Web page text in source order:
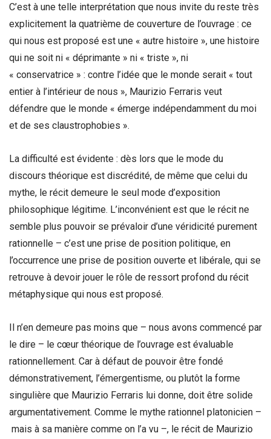
C’est à une telle interprétation que nous invite du reste très
explicitement la quatrième de couverture de l’ouvrage : ce
qui nous est proposé est une « autre histoire », une histoire
qui ne soit ni « déprimante » ni « triste », ni
« conservatrice » : contre l’idée que le monde serait « tout
entier à l’intérieur de nous », Maurizio Ferraris veut
défendre que le monde « émerge indépendamment du moi
et de ses claustrophobies ».
La difficulté est évidente : dès lors que le mode du
discours théorique est discrédité, de même que celui du
mythe, le récit demeure le seul mode d’exposition
philosophique légitime. L’inconvénient est que le récit ne
semble plus pouvoir se prévaloir d’une véridicité purement
rationnelle – c’est une prise de position politique, en
l’occurrence une prise de position ouverte et libérale, qui se
retrouve à devoir jouer le rôle de ressort profond du récit
métaphysique qui nous est proposé.
Il n’en demeure pas moins que – nous avons commencé par
le dire – le cœur théorique de l’ouvrage est évaluable
rationnellement. Car à défaut de pouvoir être fondé
démonstrativement, l’émergentisme, ou plutôt la forme
singulière que Maurizio Ferraris lui donne, doit être solide
argumentativement. Comme le mythe rationnel platonicien –
mais à sa manière comme on l’a vu –, le récit de Maurizio